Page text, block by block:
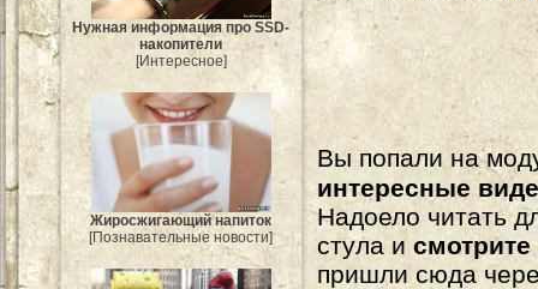
Нужная информация про SSD-
накопители
[Интересное]
Жиросжигающий напиток
[Познавательные новости]
Вы попали на
интересные
Надоело читать
стула и
пришли сюда